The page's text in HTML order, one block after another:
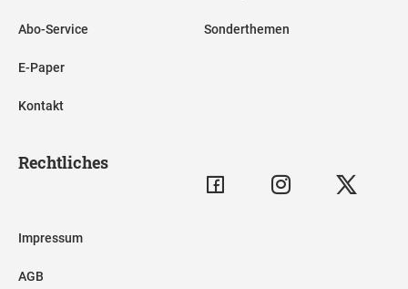
Abo-Service
E-Paper
Kontakt
Sonderthemen
Rechtliches
Impressum
AGB